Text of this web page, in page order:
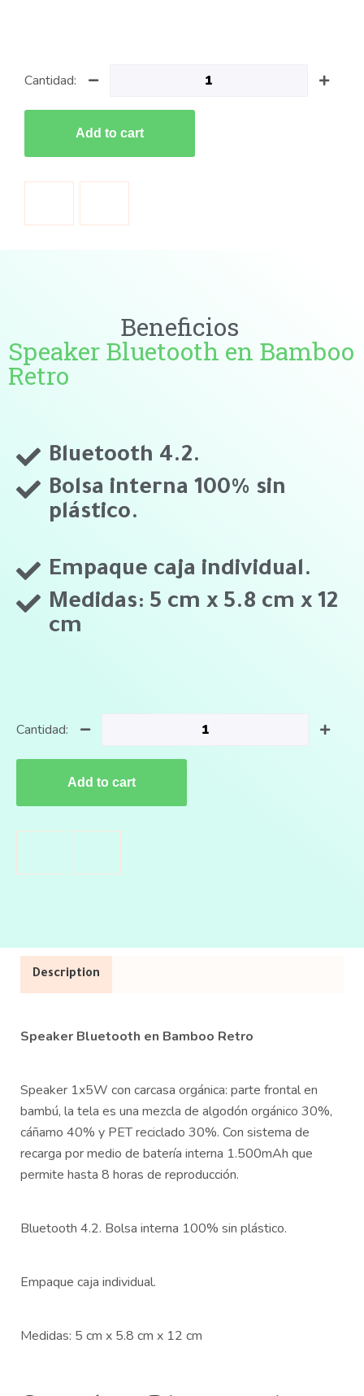
Cantidad:
Add to cart
Beneficios
Speaker Bluetooth en Bamboo
Retro
Bluetooth 4.2.
Bolsa interna 100% sin
plástico.
Empaque caja individual.
Medidas: 5 cm x 5.8 cm x 12
cm
Cantidad:
Add to cart
Description
Speaker Bluetooth en Bamboo Retro
Speaker 1x5W con carcasa orgánica: parte frontal en
bambú, la tela es una mezcla de algodón orgánico 30%,
cáñamo 40% y PET reciclado 30%. Con sistema de
recarga por medio de batería interna 1.500mAh que
permite hasta 8 horas de reproducción.
Bluetooth 4.2. Bolsa interna 100% sin plástico.
Empaque caja individual.
Medidas: 5 cm x 5.8 cm x 12 cm